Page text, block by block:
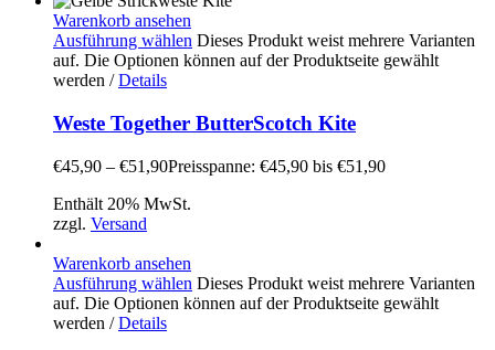
Warenkorb ansehen
Ausführung wählen Dieses Produkt weist mehrere Varianten
auf. Die Optionen können auf der Produktseite gewählt
werden / Details
Weste Together ButterScotch Kite
€45,90 – €51,90Preisspanne: €45,90 bis €51,90
Enthält 20% MwSt.
zzgl. Versand
Warenkorb ansehen
Ausführung wählen Dieses Produkt weist mehrere Varianten
auf. Die Optionen können auf der Produktseite gewählt
werden / Details